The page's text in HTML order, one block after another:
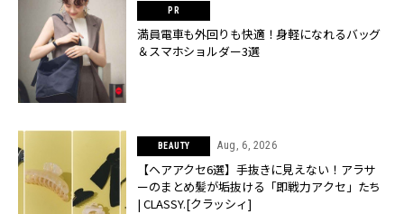
満員電車も外回りも快適！身軽になれるバッグ
＆スマホショルダー3選
BEAUTY Aug, 6, 2026
【ヘアアクセ6選】手抜きに見えない！アラサ
ーのまとめ髪が垢抜ける「即戦力アクセ」たち
| CLASSY.[クラッシィ]